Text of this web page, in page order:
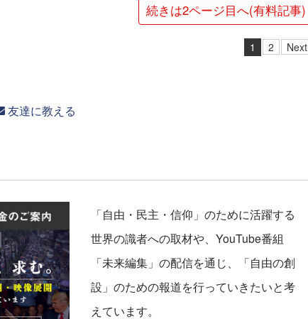
続きは2ページ目へ(有料記事)
1 2 Next
友達に教える
「自由・民主・信仰」のために活躍する
世界の識者への取材や、YouTube番組
「未来編集」の配信を通じ、「自由の創
設」のための報道を行っていきたいと考
えています。